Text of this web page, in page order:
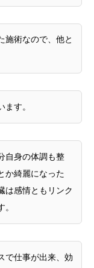
施術なので、他と
す。
自身の体調も整
か綺麗になった
は感情ともリンク
で仕事が出来、効